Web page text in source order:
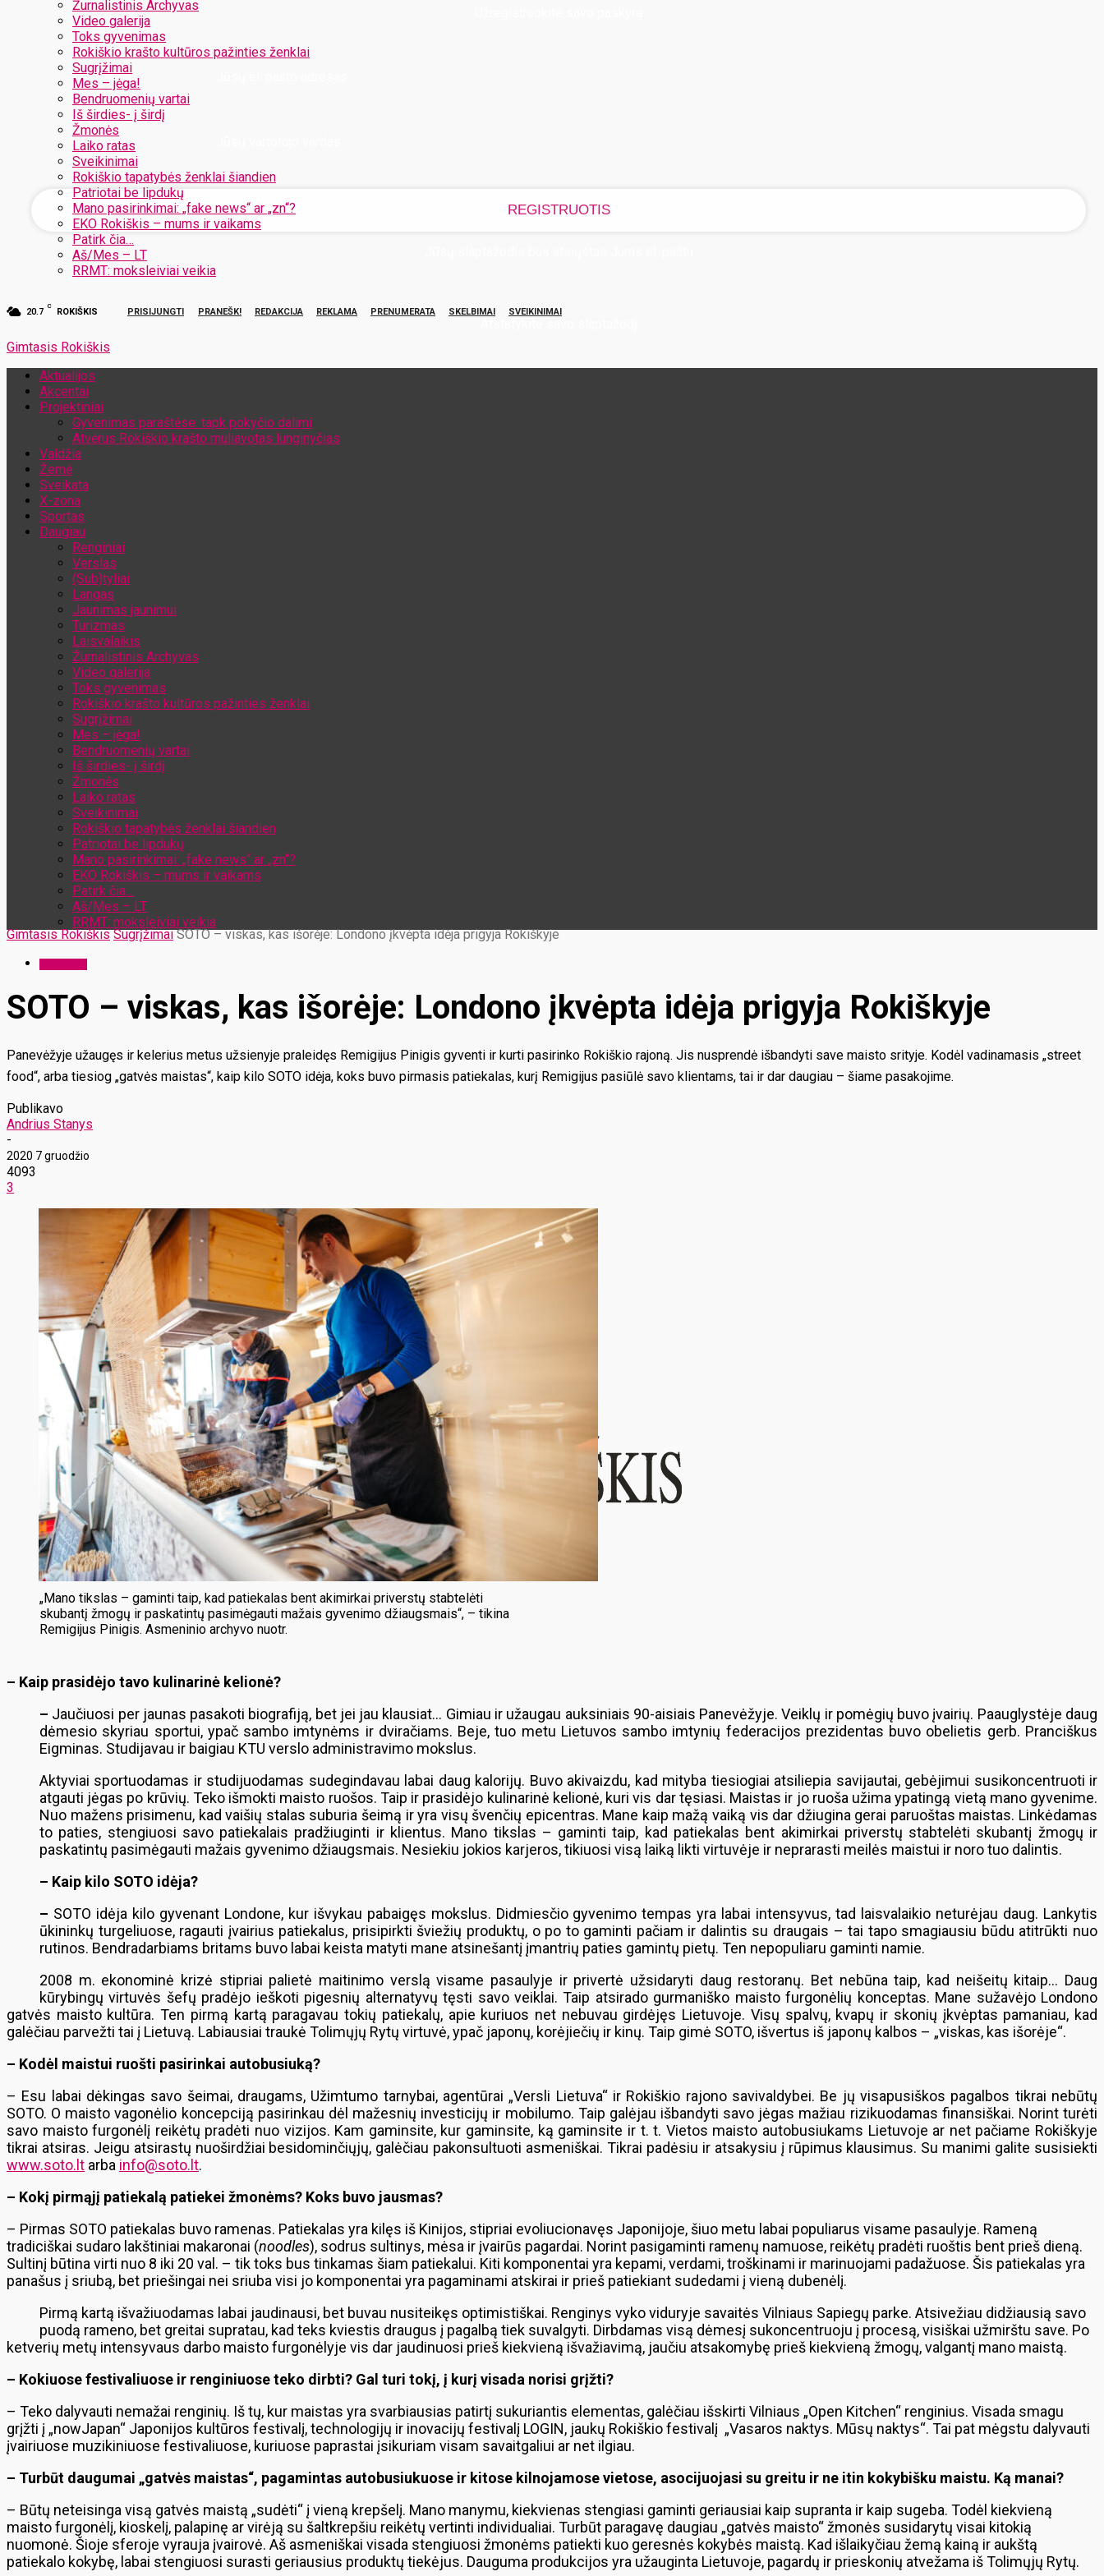
Žurnalistinis Archyvas
Video galerija
Toks gyvenimas
Rokiškio krašto kultūros pažinties ženklai
Sugrįžimai
Mes – jėga!
Bendruomenių vartai
Iš širdies- į širdį
Žmonės
Laiko ratas
Sveikinimai
Rokiškio tapatybės ženklai šiandien
Patriotai be lipdukų
Mano pasirinkimai: „fake news“ ar „zn“?
EKO Rokiškis – mums ir vaikams
Patirk čia…
Aš/Mes – LT
RRMT: moksleiviai veikia
20.7
C
ROKIŠKIS PRISIJUNGTI PRANEŠK! REDAKCIJA REKLAMA PRENUMERATA SKELBIMAI SVEIKINIMAI
Gimtasis Rokiškis
Aktualijos
Akcentai
Projektiniai
Gyvenimas paraštėse: tapk pokyčio dalimi
Atvėrus Rokiškio krašto muliavotas lunginyčias
Valdžia
Žemė
Sveikata
X-zona
Sportas
Daugiau
Renginiai
Verslas
(Sub)tyliai
Langas
Jaunimas jaunimui
Turizmas
Laisvalaikis
Žurnalistinis Archyvas
Video galerija
Toks gyvenimas
Rokiškio krašto kultūros pažinties ženklai
Sugrįžimai
Mes – jėga!
Bendruomenių vartai
Iš širdies- į širdį
Žmonės
Laiko ratas
Sveikinimai
Rokiškio tapatybės ženklai šiandien
Patriotai be lipdukų
Mano pasirinkimai: „fake news“ ar „zn“?
EKO Rokiškis – mums ir vaikams
Patirk čia…
Aš/Mes – LT
RRMT: moksleiviai veikia
Gimtasis Rokiškis Sugrįžimai SOTO – viskas, kas išorėje: Londono įkvėpta idėja prigyja Rokiškyje
SOTO – viskas, kas išorėje: Londono įkvėpta idėja prigyja Rokiškyje
Panevėžyje užaugęs ir kelerius metus užsienyje praleidęs Remigijus Pinigis gyventi ir kurti pasirinko Rokiškio rajoną. Jis nusprendė išbandyti save maisto srityje. Kodėl vadinamasis „street
food“, arba tiesiog „gatvės maistas“, kaip kilo SOTO idėja, koks buvo pirmasis patiekalas, kurį Remigijus pasiūlė savo klientams, tai ir dar daugiau – šiame pasakojime.
Publikavo
Andrius Stanys
-
2020 7 gruodžio
4093
3
„Mano tikslas – gaminti taip, kad patiekalas bent akimirkai priverstų stabtelėti
skubantį žmogų ir paskatintų pasimėgauti mažais gyvenimo džiaugsmais“, – tikina
Remigijus Pinigis. Asmeninio archyvo nuotr.
– Kaip prasidėjo tavo kulinarinė kelionė?
– Jaučiuosi per jaunas pasakoti biografiją, bet jei jau klausiat… Gimiau ir užaugau auksiniais 90-aisiais Panevėžyje. Veiklų ir pomėgių buvo įvairių. Paauglystėje daug
dėmesio skyriau sportui, ypač sambo imtynėms ir dviračiams. Beje, tuo metu Lietuvos sambo imtynių federacijos prezidentas buvo obelietis gerb. Pranciškus
Eigminas. Studijavau ir baigiau KTU verslo administravimo mokslus.
Aktyviai sportuodamas ir studijuodamas sudegindavau labai daug kalorijų. Buvo akivaizdu, kad mityba tiesiogiai atsiliepia savijautai, gebėjimui susikoncentruoti ir
atgauti jėgas po krūvių. Teko išmokti maisto ruošos. Taip ir prasidėjo kulinarinė kelionė, kuri vis dar tęsiasi. Maistas ir jo ruoša užima ypatingą vietą mano gyvenime.
Nuo mažens prisimenu, kad vaišių stalas suburia šeimą ir yra visų švenčių epicentras. Mane kaip mažą vaiką vis dar džiugina gerai paruoštas maistas. Linkėdamas
to paties, stengiuosi savo patiekalais pradžiuginti ir klientus. Mano tikslas – gaminti taip, kad patiekalas bent akimirkai priverstų stabtelėti skubantį žmogų ir
paskatintų pasimėgauti mažais gyvenimo džiaugsmais. Nesiekiu jokios karjeros, tikiuosi visą laiką likti virtuvėje ir neprarasti meilės maistui ir noro tuo dalintis.
– Kaip kilo SOTO idėja?
– SOTO idėja kilo gyvenant Londone, kur išvykau pabaigęs mokslus. Didmiesčio gyvenimo tempas yra labai intensyvus, tad laisvalaikio neturėjau daug. Lankytis
ūkininkų turgeliuose, ragauti įvairius patiekalus, prisipirkti šviežių produktų, o po to gaminti pačiam ir dalintis su draugais – tai tapo smagiausiu būdu atitrūkti nuo
rutinos. Bendradarbiams britams buvo labai keista matyti mane atsinešantį įmantrių paties gamintų pietų. Ten nepopuliaru gaminti namie.
2008 m. ekonominė krizė stipriai palietė maitinimo verslą visame pasaulyje ir privertė užsidaryti daug restoranų. Bet nebūna taip, kad neišeitų kitaip… Daug
kūrybingų virtuvės šefų pradėjo ieškoti pigesnių alternatyvų tęsti savo veiklai. Taip atsirado gurmaniško maisto furgonėlių konceptas. Mane sužavėjo Londono
gatvės maisto kultūra. Ten pirmą kartą paragavau tokių patiekalų, apie kuriuos net nebuvau girdėjęs Lietuvoje. Visų spalvų, kvapų ir skonių įkvėptas pamaniau, kad
galėčiau parvežti tai į Lietuvą. Labiausiai traukė Tolimųjų Rytų virtuvė, ypač japonų, korėjiečių ir kinų. Taip gimė SOTO, išvertus iš japonų kalbos – „viskas, kas išorėje“.
– Kodėl maistui ruošti pasirinkai autobusiuką?
– Esu labai dėkingas savo šeimai, draugams, Užimtumo tarnybai, agentūrai „Versli Lietuva“ ir Rokiškio rajono savivaldybei. Be jų visapusiškos pagalbos tikrai nebūtų
SOTO. O maisto vagonėlio koncepciją pasirinkau dėl mažesnių investicijų ir mobilumo. Taip galėjau išbandyti savo jėgas mažiau rizikuodamas finansiškai. Norint turėti
savo maisto furgonėlį reikėtų pradėti nuo vizijos. Kam gaminsite, kur gaminsite, ką gaminsite ir t. t. Vietos maisto autobusiukams Lietuvoje ar net pačiame Rokiškyje
tikrai atsiras. Jeigu atsirastų nuoširdžiai besidominčiųjų, galėčiau pakonsultuoti asmeniškai. Tikrai padėsiu ir atsakysiu į rūpimus klausimus. Su manimi galite susisiekti
www.soto.lt arba info@soto.lt.
– Kokį pirmąjį patiekalą patiekei žmonėms? Koks buvo jausmas?
– Pirmas SOTO patiekalas buvo ramenas. Patiekalas yra kilęs iš Kinijos, stipriai evoliucionavęs Japonijoje, šiuo metu labai populiarus visame pasaulyje. Rameną
tradiciškai sudaro lakštiniai makaronai (noodles), sodrus sultinys, mėsa ir įvairūs pagardai. Norint pasigaminti ramenų namuose, reikėtų pradėti ruoštis bent prieš dieną.
Sultinį būtina virti nuo 8 iki 20 val. – tik toks bus tinkamas šiam patiekalui. Kiti komponentai yra kepami, verdami, troškinami ir marinuojami padažuose. Šis patiekalas yra
panašus į sriubą, bet priešingai nei sriuba visi jo komponentai yra pagaminami atskirai ir prieš patiekiant sudedami į vieną dubenėlį.
Pirmą kartą išvažiuodamas labai jaudinausi, bet buvau nusiteikęs optimistiškai. Renginys vyko viduryje savaitės Vilniaus Sapiegų parke. Atsivežiau didžiausią savo
puodą rameno, bet greitai supratau, kad teks kviestis draugus į pagalbą tiek suvalgyti. Dirbdamas visą dėmesį sukoncentruoju į procesą, visiškai užmirštu save. Po
ketverių metų intensyvaus darbo maisto furgonėlyje vis dar jaudinuosi prieš kiekvieną išvažiavimą, jaučiu atsakomybę prieš kiekvieną žmogų, valgantį mano maistą.
– Kokiuose festivaliuose ir renginiuose teko dirbti? Gal turi tokį, į kurį visada norisi grįžti?
– Teko dalyvauti nemažai renginių. Iš tų, kur maistas yra svarbiausias patirtį sukuriantis elementas, galėčiau išskirti Vilniaus „Open Kitchen“ renginius. Visada smagu
grįžti į „nowJapan“ Japonijos kultūros festivalį, technologijų ir inovacijų festivalį LOGIN, jaukų Rokiškio festivalį „Vasaros naktys. Mūsų naktys“. Tai pat mėgstu dalyvauti
įvairiuose muzikiniuose festivaliuose, kuriuose paprastai įsikuriam visam savaitgaliui ar net ilgiau.
– Turbūt daugumai „gatvės maistas“, pagamintas autobusiukuose ir kitose kilnojamose vietose, asocijuojasi su greitu ir ne itin kokybišku maistu. Ką manai?
– Būtų neteisinga visą gatvės maistą „sudėti“ į vieną krepšelį. Mano manymu, kiekvienas stengiasi gaminti geriausiai kaip supranta ir kaip sugeba. Todėl kiekvieną
maisto furgonėlį, kioskelį, palapinę ar virėją su šaltkrepšiu reikėtų vertinti individualiai. Turbūt paragavę daugiau „gatvės maisto“ žmonės susidarytų visai kitokią
nuomonė. Šioje sferoje vyrauja įvairovė. Aš asmeniškai visada stengiuosi žmonėms patiekti kuo geresnės kokybės maistą. Kad išlaikyčiau žemą kainą ir aukštą
patiekalo kokybę, labai stengiuosi surasti geriausius produktų tiekėjus. Dauguma produkcijos yra užauginta Lietuvoje, pagardų ir prieskonių atvežama iš Tolimųjų Rytų.